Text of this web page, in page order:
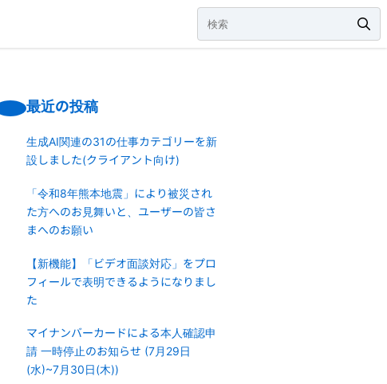
最近の投稿
生成AI関連の31の仕事カテゴリーを新
設しました(クライアント向け)
「令和8年熊本地震」により被災され
た方へのお見舞いと、ユーザーの皆さ
まへのお願い
【新機能】「ビデオ面談対応」をプロ
フィールで表明できるようになりまし
た
マイナンバーカードによる本人確認申
請 一時停止のお知らせ (7月29日
(水)~7月30日(木))